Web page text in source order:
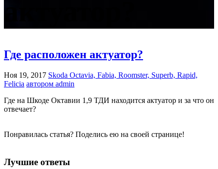
Где расположен актуатор?
Ноя 19, 2017 Skoda Octavia, Fabia, Roomster, Superb, Rapid,
Felicia автором admin
Где на Шкоде Октавии 1,9 ТДИ находится актуатор и за что он
отвечает?
Понравилась статья? Поделись ею на своей странице!
Лучшие ответы